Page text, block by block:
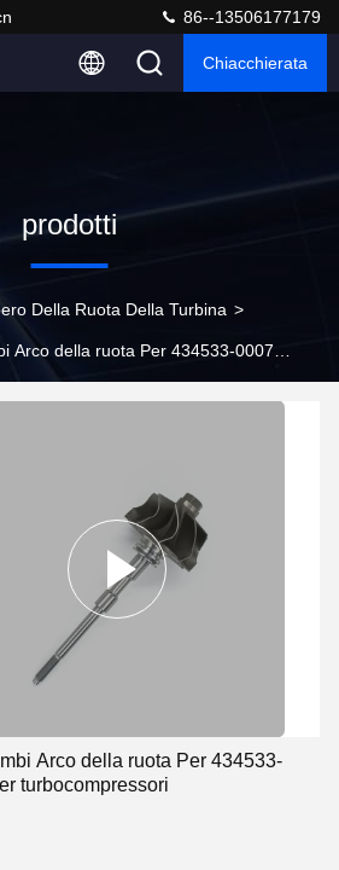
86--13506177179
Chiacchierata
prodotti
Della Ruota Della Turbina >
Arco della ruota Per 434533-0007
Arco della ruota Per 434533-
turbocompressori